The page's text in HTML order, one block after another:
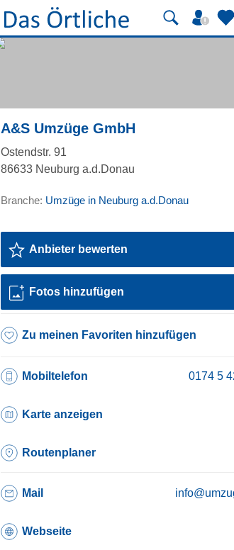
A&S Umzüge GmbH
Ostendstr. 91
86633 Neuburg a.d.Donau
Branche: Umzüge in Neuburg a.d.Donau
Anbieter bewerten
Fotos hinzufügen
Zu meinen Favoriten hinzufügen
Mobiltelefon
Karte anzeigen
Routenplaner
Mail
Webseite